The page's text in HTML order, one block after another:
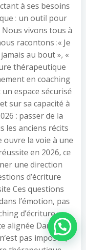
à ses besoins
: un outil pour
vivons tous à
racontons :« Je
au bout », «
thérapeutique
en coaching
espace sécurisé
sur sa capacité à
: passer de la
les anciens récits
ouvre la voie à une
en 2026, ce
une direction
d’écriture
Ces questions
l’émotion, pas
d’écriture :
alignée Dans le
pas imposée,
d'aide ?